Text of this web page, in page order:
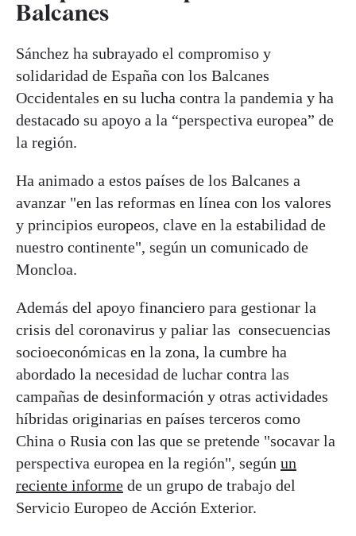
Balcanes
Sánchez ha subrayado el compromiso y
solidaridad de España con los Balcanes
Occidentales en su lucha contra la pandemia y ha
destacado su apoyo a la “perspectiva europea” de
la región.
Ha animado a estos países de los Balcanes a
avanzar "en las reformas en línea con los valores
y principios europeos, clave en la estabilidad de
nuestro continente", según un comunicado de
Moncloa.
Además del apoyo financiero para gestionar la
crisis del coronavirus y paliar las consecuencias
socioeconómicas en la zona, la cumbre ha
abordado la necesidad de luchar contra las
campañas de desinformación y otras actividades
híbridas originarias en países terceros como
China o Rusia con las que se pretende "socavar la
perspectiva europea en la región", según un
reciente informe de un grupo de trabajo del
Servicio Europeo de Acción Exterior.